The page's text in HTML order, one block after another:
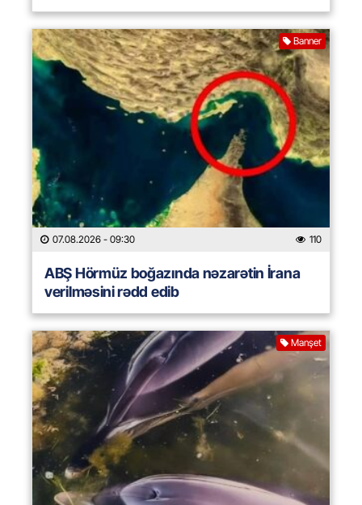
Banner
07.08.2026 - 09:30 110
ABŞ Hörmüz boğazında nəzarətin İrana
verilməsini rədd edib
Manşet